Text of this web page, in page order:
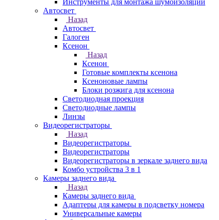
Инструменты для монтажа шумоизоляции
Автосвет
Назад
Автосвет
Галоген
Ксенон
Назад
Ксенон
Готовые комплекты ксенона
Ксеноновые лампы
Блоки розжига для ксенона
Светодиодная проекция
Светодиодные лампы
Линзы
Видеорегистраторы
Назад
Видеорегистраторы
Видеорегистраторы
Видеорегистраторы в зеркале заднего вида
Комбо устройства 3 в 1
Камеры заднего вида
Назад
Камеры заднего вида
Адаптеры для камеры в подсветку номера
Универсальные камеры